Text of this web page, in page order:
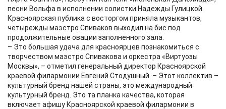
песни Вольфа в исполнении солистки Надежды Гулицкой.
Красноярская публика с восторгом приняла музыкантов,
четырежды маэстро Спиваков выходил на бис под
продолжительные овации заполненного зала.
– Это большая удача для красноярцев познакомиться с
творчеством маэстро Спивакова и оркестра «Виртуозы
Москвы», – отметил генеральный директор Красноярской
краевой филармонии Евгений Стодушный. – Этот коллектив –
культурный бренд нашей страны, это международный
культурный бренд. Это та планка качества, которая
включает афишу Красноярской краевой филармонии в